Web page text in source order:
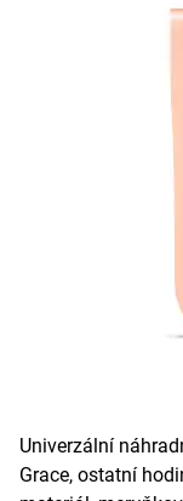
Univerzální
Grace, ostatní